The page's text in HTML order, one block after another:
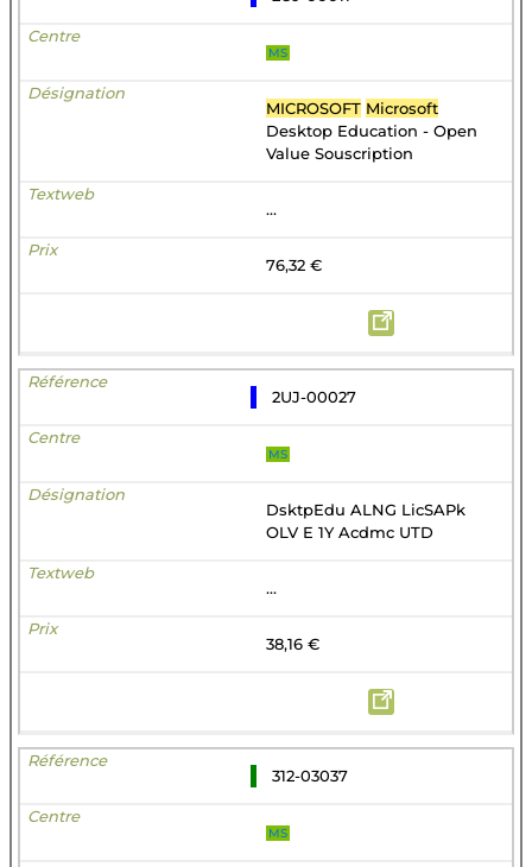
MS
MICROSOFT Microsoft
Desktop Education - Open
Value Souscription
...
76,32 €
2UJ-00027
MS
DsktpEdu ALNG LicSAPk
OLV E 1Y Acdmc UTD
...
38,16 €
312-03037
MS